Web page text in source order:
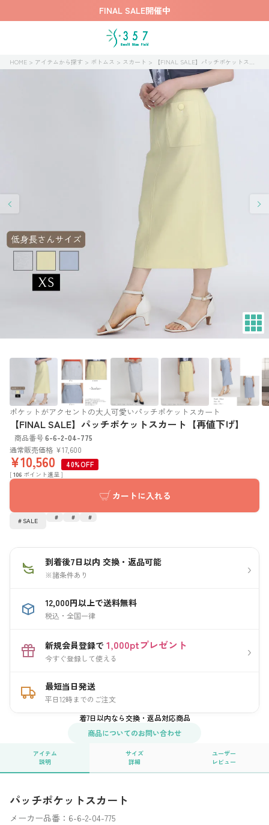
FINAL SALE開催中
HOME アイテムから探す ボトムス スカート 【FINAL SALE】パッチポケットスカート【再値下げ】
ポケットがアクセントの大人可愛いパッチポケットスカート
【FINAL SALE】パッチポケットスカート【再値下げ】
商品番号6-6-2-04-775
通常販売価格 ¥17,600
¥10,560 40%OFF
[ 106 ポイント進呈 ]
カートに入れる
SALE
到着後7日以内 交換・返品可能
※諸条件あり ›
12,000円以上で送料無料
税込・全国一律
新規会員登録で 1,000ptプレゼント
今すぐ登録して使える ›
最短当日発送
平日12時までのご注文
着7日以内なら交換・返品対応商品
商品についてのお問い合わせ
アイテム
説明
サイズ
詳細
ユーザー
レビュー
パッチポケットスカート
メーカー品番：6-6-2-04-775